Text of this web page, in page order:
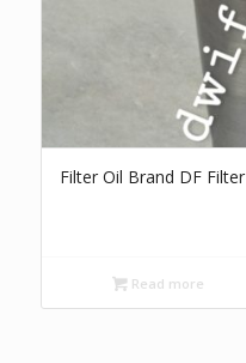
Filter Oil Brand DF Filter
Read more